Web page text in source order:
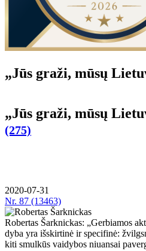
„Jūs gra­ži, mū­sų
„Jūs gra­ži, mū­sų
(275)
2020-07-31
Nr. 87 (13463)
Robertas Šarknickas: „Ger­bia­mos
dy­ba yra iš­skir­ti­nė ir spe­ci­fi­nė:
ki­ti smul­kūs vai­dy­bos niu­an­sai